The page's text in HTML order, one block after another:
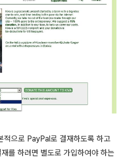
적으로 PayPal로 결재하도록 하고
를 하려면 별도로 가입하여야 하는